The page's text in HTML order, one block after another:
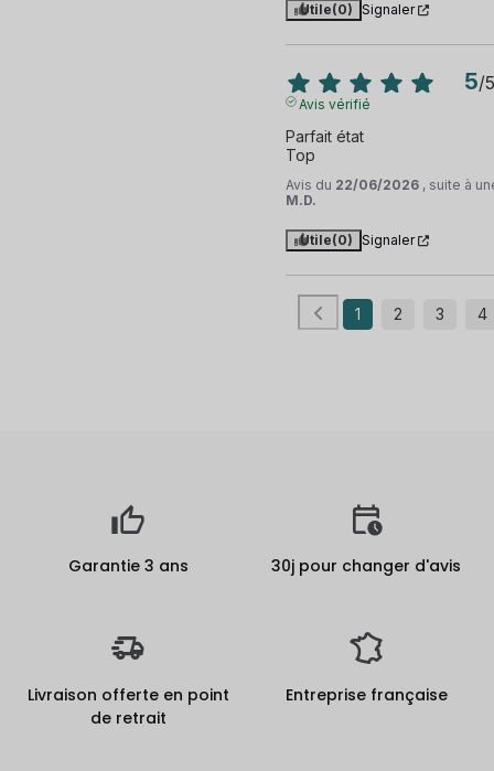
Utile(0) Signaler
5/5
Avis vérifié
Parfait état
Top
Avis du 22/06/2026 , suite à
M.D.
Utile(0) Signaler
1 2 3 4
Garantie 3 ans 30j pour changer d'avis
Livraison offerte en point
de retrait
Entreprise française